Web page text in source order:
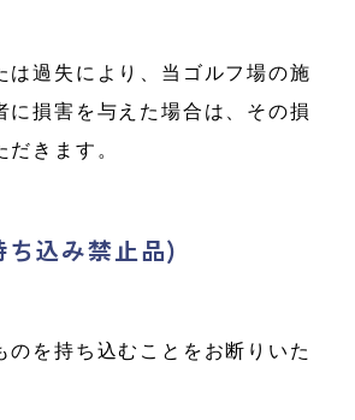
は過失により、当ゴルフ場の施
に損害を与えた場合は、その損
きます。
込み禁止品)
のを持ち込むことをお断りいた